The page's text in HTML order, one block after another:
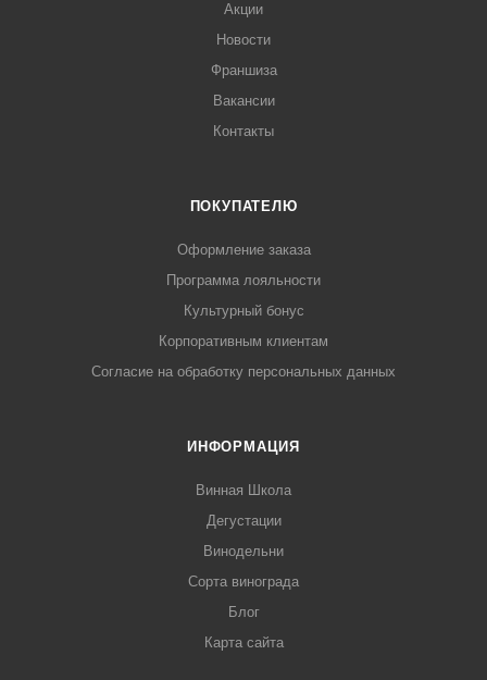
Акции
Новости
Франшиза
Вакансии
Контакты
ПОКУПАТЕЛЮ
Оформление заказа
Программа лояльности
Культурный бонус
Корпоративным клиентам
Согласие на обработку персональных данных
ИНФОРМАЦИЯ
Винная Школа
Дегустации
Винодельни
Сорта винограда
Блог
Карта сайта